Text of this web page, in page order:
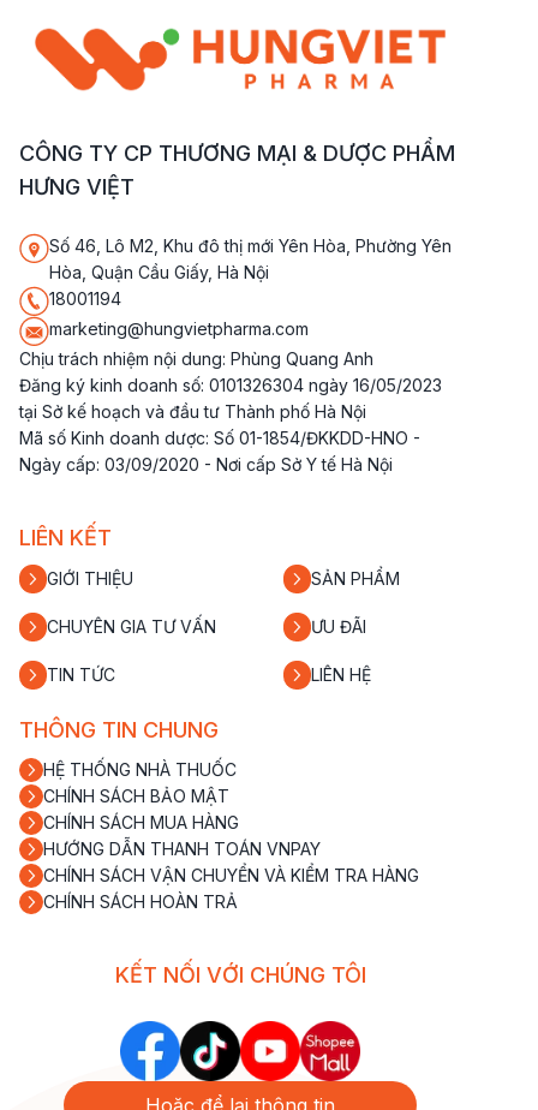
CÔNG TY CP THƯƠNG MẠI & DƯỢC PHẨM
HƯNG VIỆT
Số 46, Lô M2, Khu đô thị mới Yên Hòa, Phường Yên
Hòa, Quận Cầu Giấy, Hà Nội
18001194
marketing@hungvietpharma.com
Chịu trách nhiệm nội dung: Phùng Quang Anh
Đăng ký kinh doanh số: 0101326304 ngày 16/05/2023
tại Sở kế hoạch và đầu tư Thành phố Hà Nội
Mã số Kinh doanh dược: Số 01-1854/ĐKKDD-HNO -
Ngày cấp: 03/09/2020 - Nơi cấp Sở Y tế Hà Nội
LIÊN KẾT
GIỚI THIỆU SẢN PHẨM
CHUYÊN GIA TƯ VẤN ƯU ĐÃI
TIN TỨC LIÊN HỆ
THÔNG TIN CHUNG
HỆ THỐNG NHÀ THUỐC
CHÍNH SÁCH BẢO MẬT
CHÍNH SÁCH MUA HÀNG
HƯỚNG DẪN THANH TOÁN VNPAY
CHÍNH SÁCH VẬN CHUYỂN VÀ KIỂM TRA HÀNG
CHÍNH SÁCH HOÀN TRẢ
KẾT NỐI VỚI CHÚNG TÔI
Hoặc để lại thông tin